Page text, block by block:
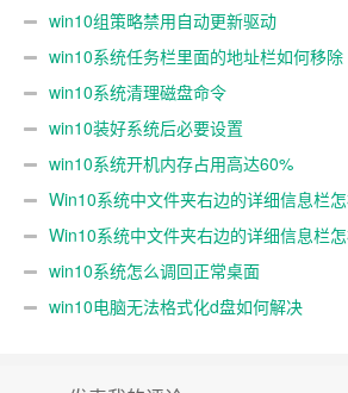
win10组策略禁用自动更新驱动
win10系统任务栏里面的地址栏如何移除
win10系统清理磁盘命令
win10装好系统后必要设置
win10系统开机内存占用高达60%
Win10系统中文件夹右边的详细信息栏
Win10系统中文件夹右边的详细信息栏
win10系统怎么调回正常桌面
win10电脑无法格式化d盘如何解决